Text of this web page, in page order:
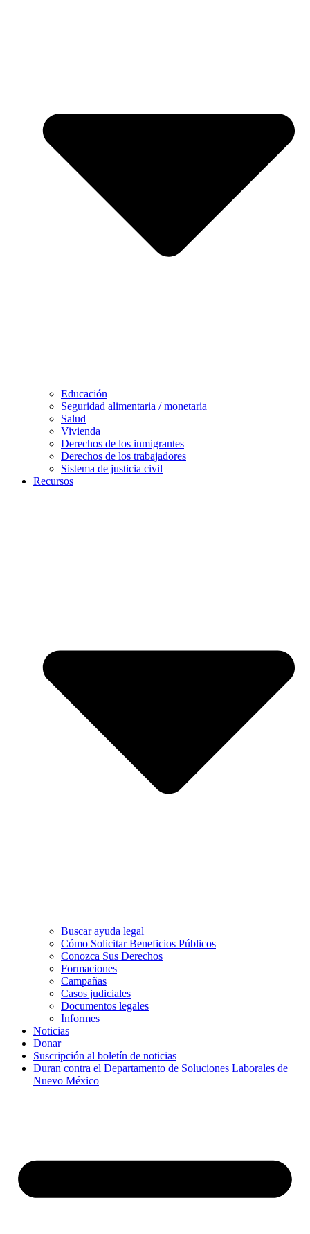
Educación
Seguridad alimentaria / monetaria
Salud
Vivienda
Derechos de los inmigrantes
Derechos de los trabajadores
Sistema de justicia civil
Recursos
Buscar ayuda legal
Cómo Solicitar Beneficios Públicos
Conozca Sus Derechos
Formaciones
Campañas
Casos judiciales
Documentos legales
Informes
Noticias
Donar
Suscripción al boletín de noticias
Duran contra el Departamento de Soluciones Laborales de
Nuevo México